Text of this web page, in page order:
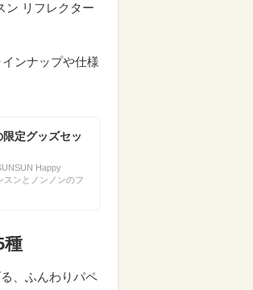
ン リフレクター
ンナップや仕様
定グッズセッ
Happy
スンとノンノンのフ
種
、ふんわりパペ